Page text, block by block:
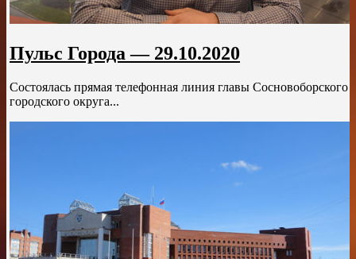
Пульс Города — 29.10.2020
Состоялась прямая телефонная линия главы Сосновоборского
городского округа...